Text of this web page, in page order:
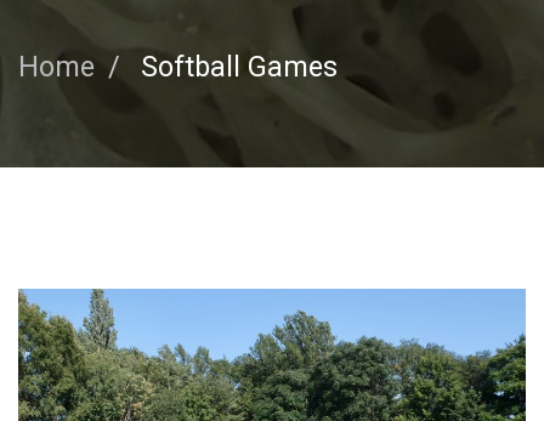
Home Softball Games